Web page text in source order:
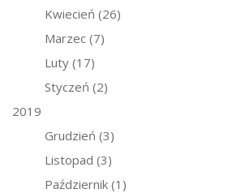
Kwiecień (26)
Marzec (7)
Luty (17)
Styczeń (2)
2019
Grudzień (3)
Listopad (3)
Październik (1)